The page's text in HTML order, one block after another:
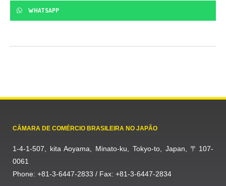
WHATSAPP
CÂMARA DE COMÉRCIO BRASILEIRA NO JAPÃO
1-4-1-507, kita Aoyama, Minato-ku, Tokyo-to, Japan, 〒107-
0061
Phone: +81-3-6447-2833 / Fax: +81-3-6447-2834